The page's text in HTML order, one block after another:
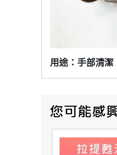
用途：手部清潔